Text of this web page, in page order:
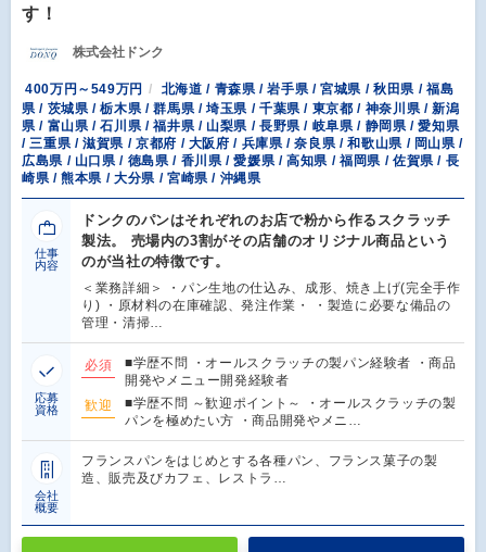
す！
株式会社ドンク
400万円～549万円
北海道 / 青森県 / 岩手県 / 宮城県 / 秋田県 / 福島
県 / 茨城県 / 栃木県 / 群馬県 / 埼玉県 / 千葉県 / 東京都 / 神奈川県 / 新潟
県 / 富山県 / 石川県 / 福井県 / 山梨県 / 長野県 / 岐阜県 / 静岡県 / 愛知県
/ 三重県 / 滋賀県 / 京都府 / 大阪府 / 兵庫県 / 奈良県 / 和歌山県 / 岡山県 /
広島県 / 山口県 / 徳島県 / 香川県 / 愛媛県 / 高知県 / 福岡県 / 佐賀県 / 長
崎県 / 熊本県 / 大分県 / 宮崎県 / 沖縄県
仕事
内容
ドンクのパンはそれぞれのお店で粉から作るスクラッチ
製法。 売場内の3割がその店舗のオリジナル商品という
のが当社の特徴です。
＜業務詳細＞ ・パン生地の仕込み、成形、焼き上げ(完全手作
り) ・原材料の在庫確認、発注作業・ ・製造に必要な備品の
管理・清掃…
応募
資格
必須
■学歴不問 ・オールスクラッチの製パン経験者 ・商品
開発やメニュー開発経験者
歓迎
■学歴不問 ～歓迎ポイント～ ・オールスクラッチの製
パンを極めたい方 ・商品開発やメニ…
会社
概要
フランスパンをはじめとする各種パン、フランス菓子の製
造、販売及びカフェ、レストラ…